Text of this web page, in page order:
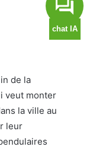
de la
veut monter
la ville au
leur